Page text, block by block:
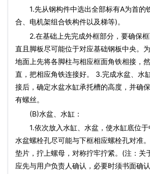
1.先从钢构件中选出全部标有A为首的
合、电机架组合铁构件以及梯等)。
2.在基础上先完成外框部分，要确保框
直且脚板尽可能位于对应基础钢板中央。
地面上先将各脚柱与相应框面角铁相接，
直，把相应角铁连接好。 3.完成水盆、水
接后，确定水盆水缸承托槽的高度，并确
有螺丝。
(B)水盆、水缸：
1.依次放入水缸、水盆，使水缸底位于
水盆螺栓孔尽可能与下框相应螺栓孔对准
垫片，拧上螺母，对称拧牢拧紧。(注：关
应先与用户负责人确认，必要时须书面确认